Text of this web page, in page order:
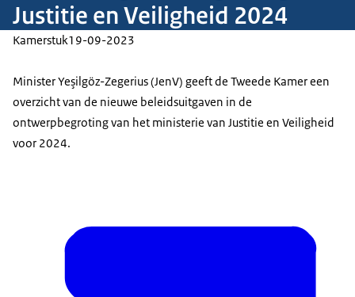
Justitie en Veiligheid 2024
Kamerstuk19-09-2023
Minister Yeşilgöz-Zegerius (JenV) geeft de Tweede Kamer een
overzicht van de nieuwe beleidsuitgaven in de
ontwerpbegroting van het ministerie van Justitie en Veiligheid
voor 2024.